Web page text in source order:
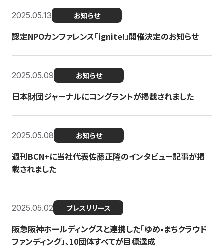
2025.05.13 お知らせ
認定NPOカンファレンス「ignite!」開催決定のお知らせ
2025.05.09 お知らせ
日本財団ジャーナルにコングラントが掲載されました
2025.05.08 お知らせ
週刊BCN+に当社代表佐藤正隆のインタビュー記事が掲
載されました
2025.05.02 プレスリリース
阪急阪神ホールディングスと連携した「ゆめ•まちクラウド
ファンディング」、10団体すべてが目標達成